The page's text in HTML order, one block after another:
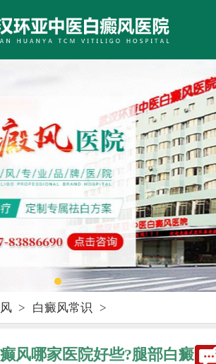
> 白癜风常识 >
风哪家医院好些?腿部白癜